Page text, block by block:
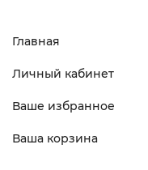
Главная
Личный кабинет
Ваше избранное
Ваша корзина